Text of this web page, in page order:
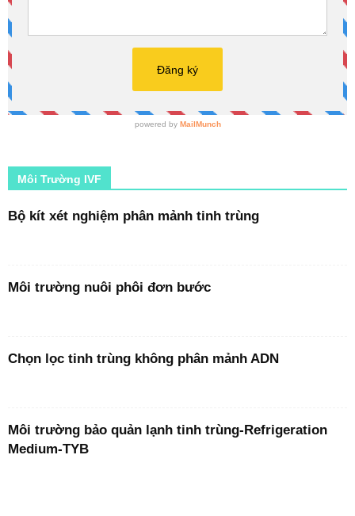
Môi Trường IVF
Bộ kít xét nghiệm phân mảnh tinh trùng
Môi trường nuôi phôi đơn bước
Chọn lọc tinh trùng không phân mảnh ADN
Môi trường bảo quản lạnh tinh trùng-Refrigeration
Medium-TYB